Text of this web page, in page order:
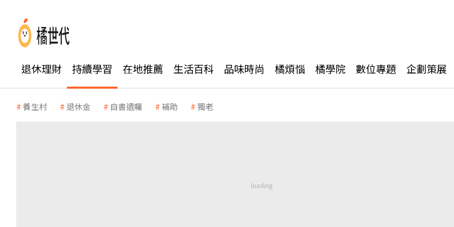
退休理財 持續學習 在地推薦 生活百科 品味時尚 橘煩惱 橘學院 數位專題 企劃策展
養生村 退休金 自書遺囑 補助 獨老